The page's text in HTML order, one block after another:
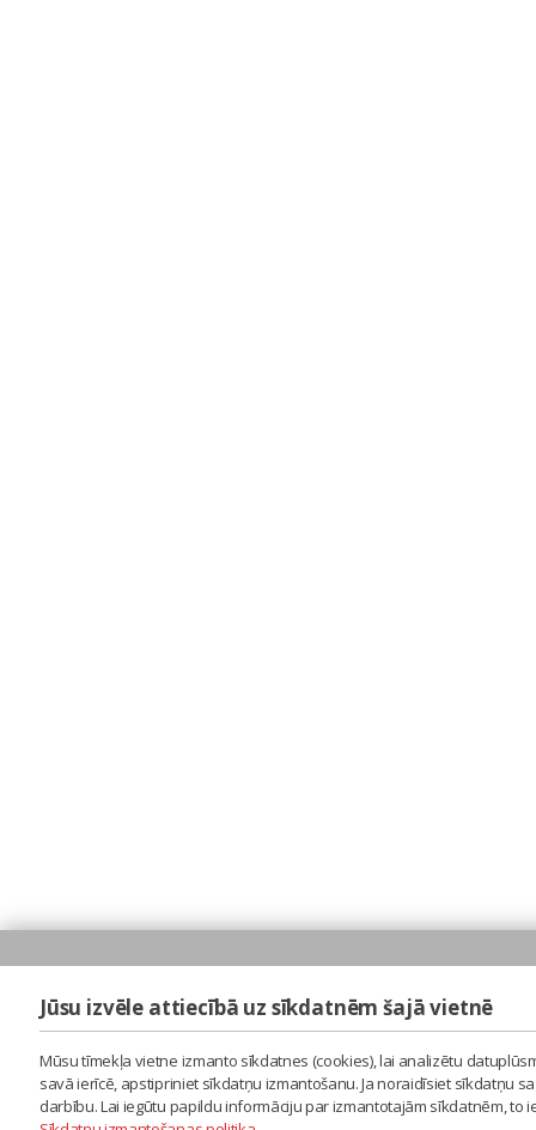
Jūsu izvēle attiecībā uz sīkdatnēm šajā vietnē
Mūsu tīmekļa vietne izmanto sīkdatnes (cookies), lai analizētu
savā ierīcē, apstipriniet sīkdatņu izmantošanu. Ja noraidīsiet sīkdatņu
darbību. Lai iegūtu papildu informāciju par izmantotajām sīkdatnēm,